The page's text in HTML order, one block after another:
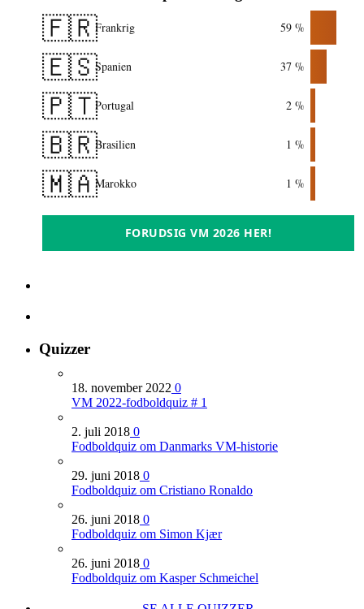
🇫🇷Frankrig 59 %
🇪🇸Spanien 37 %
🇵🇹Portugal 2 %
🇧🇷Brasilien 1 %
🇲🇦Marokko 1 %
FORUDSIG VM 2026 HER!
Quizzer
18. november 2022 0
VM 2022-fodboldquiz # 1
2. juli 2018 0
Fodboldquiz om Danmarks VM-historie
29. juni 2018 0
Fodboldquiz om Cristiano Ronaldo
26. juni 2018 0
Fodboldquiz om Simon Kjær
26. juni 2018 0
Fodboldquiz om Kasper Schmeichel